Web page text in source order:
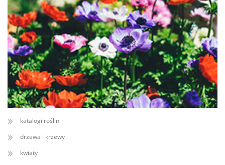
katalogi roślin
drzewa i krzewy
kwiaty